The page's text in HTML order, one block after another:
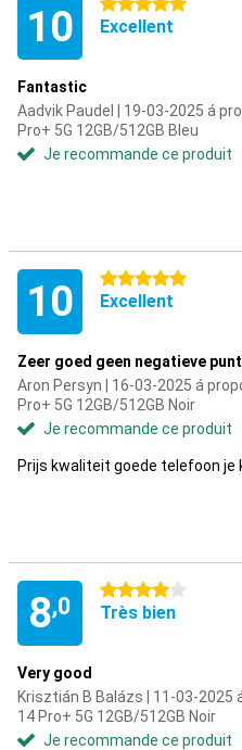
10 5 étoiles
Excellent
Fantastic
Aadvik Paudel | 19-03-2025 á
Pro+ 5G 12GB/512GB Bleu
Je recommande ce produit
10 5 étoiles
Excellent
Zeer goed geen negatieve
Aron Persyn | 16-03-2025 á
Pro+ 5G 12GB/512GB Noir
Je recommande ce produit
Prijs kwaliteit goede telefoon
8,0
4 étoiles
Très bien
Very good
Krisztián B Balázs | 11-03-2025
14 Pro+ 5G 12GB/512GB Noir
Je recommande ce produit